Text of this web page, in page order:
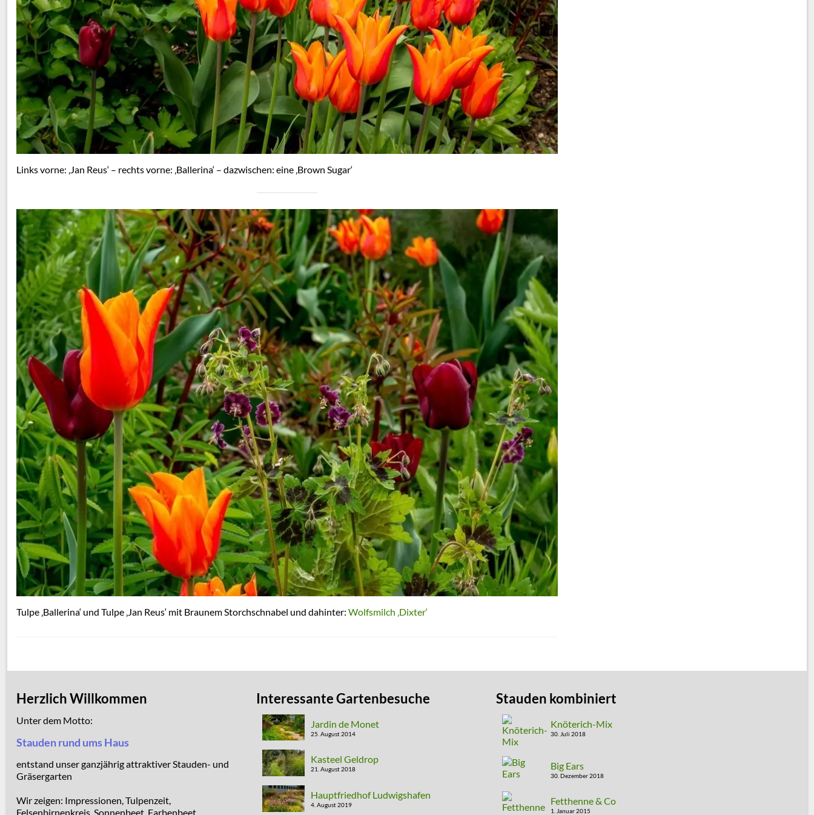
Links vorne: ‚Jan Reus‘ – rechts vorne: ‚Ballerina‘ – dazwischen: eine ‚Brown Sugar‘
Tulpe ‚Ballerina‘ und Tulpe ‚Jan Reus‘ mit Braunem Storchschnabel und dahinter: Wolfsmilch ‚Dixter‘
Herzlich Willkommen
Unter dem Motto:
Stauden rund ums Haus
entstand unser ganzjährig attraktiver Stauden- und
Gräsergarten
Wir zeigen: Impressionen, Tulpenzeit,
Felsenbirnenkreis, Sonnenbeet, Farbenbeet,
Interessante Gartenbesuche
Jardin de Monet
25. August 2014
Kasteel Geldrop
21. August 2018
Hauptfriedhof Ludwigshafen
4. August 2019
Stauden kombiniert
Knöterich-Mix
30. Juli 2018
Big Ears
30. Dezember 2018
Fetthenne & Co
1. Januar 2015